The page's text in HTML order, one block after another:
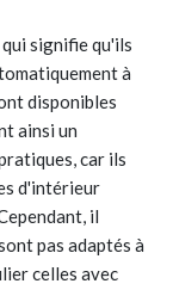
signifie qu'ils
à
disponibles
ainsi un
car ils
d'intérieur
il
pas adaptés à
celles avec